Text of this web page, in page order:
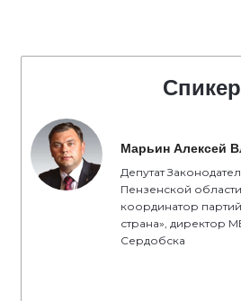
Спикер
Марьин Алексей
Депутат
Пензенской
координатор
страна», директор
Сердобска